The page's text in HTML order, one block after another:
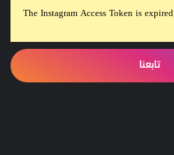
The Instagram Access Token is
تابعنا